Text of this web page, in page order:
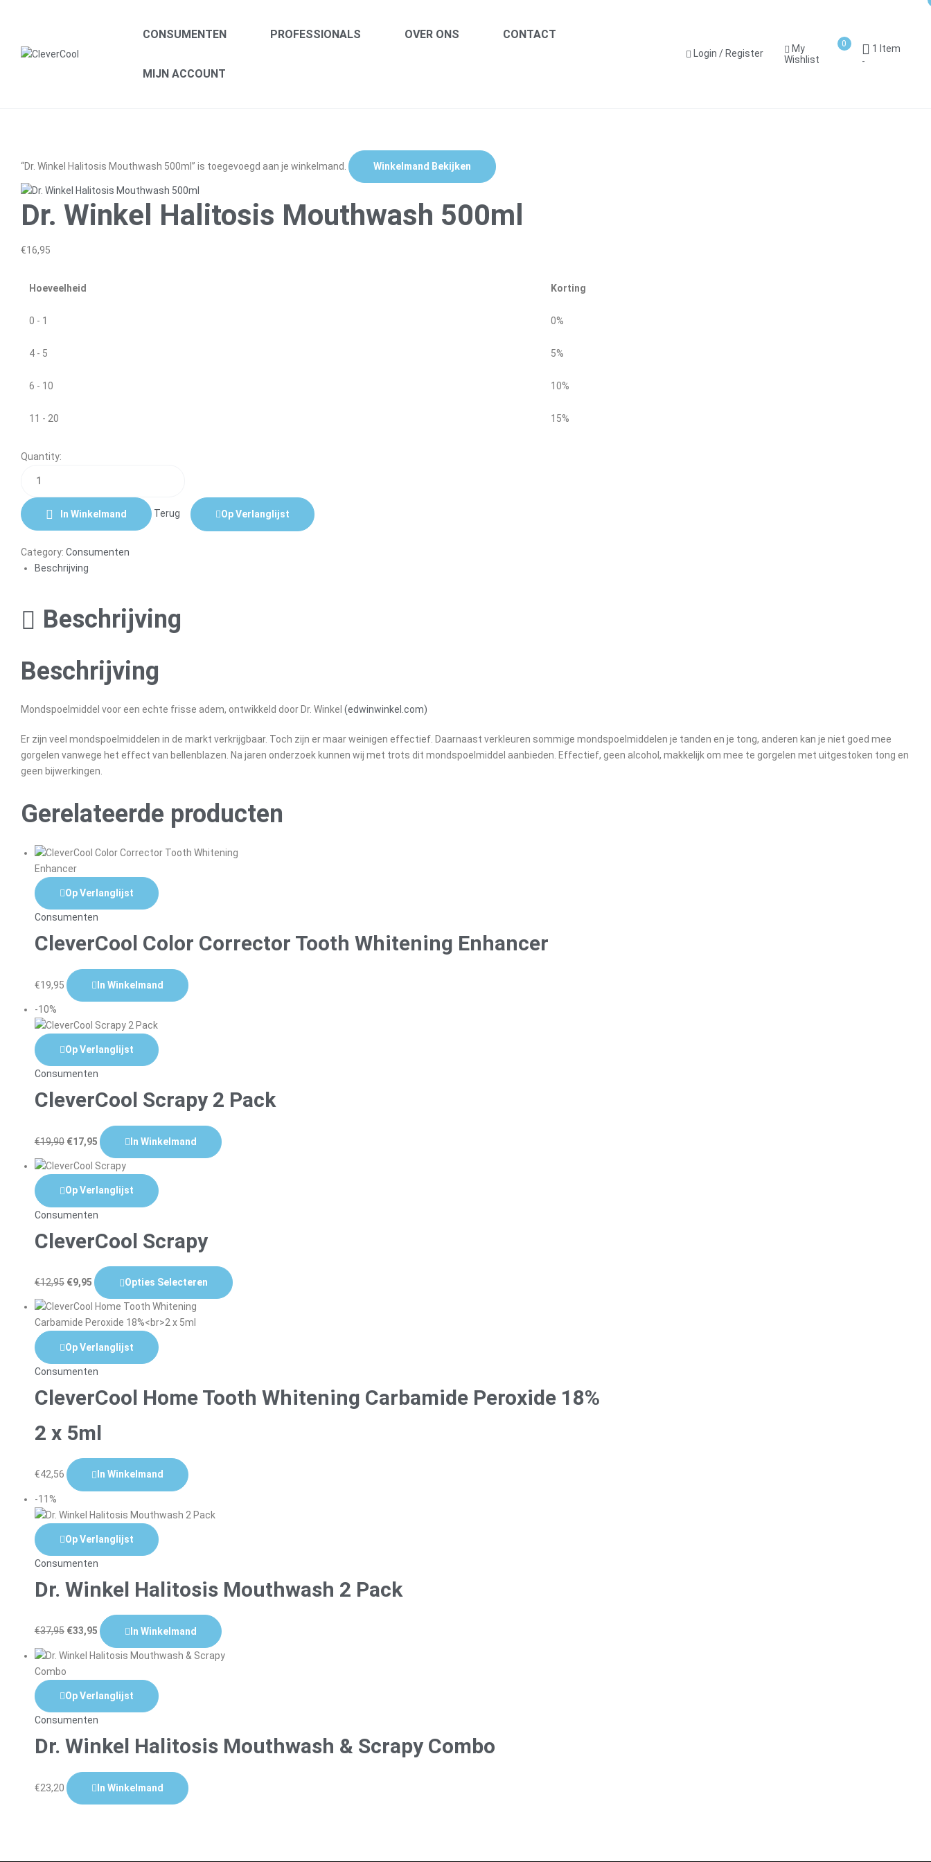
health
CONSUMENTEN PROFESSIONALS OVER ONS CONTACT
MIJN ACCOUNT
Login / Register
0
My
Wishlist
1 Item
-
“Dr. Winkel Halitosis Mouthwash 500ml” is toegevoegd aan je winkelmand. Winkelmand Bekijken
Dr. Winkel Halitosis Mouthwash 500ml
€16,95
Hoeveelheid Korting
0 - 1 0%
4 - 5 5%
6 - 10 10%
11 - 20 15%
Quantity:
In Winkelmand Terug Op Verlanglijst
Category: Consumenten
Beschrijving
Beschrijving
Beschrijving
Mondspoelmiddel voor een echte frisse adem, ontwikkeld door Dr. Winkel (edwinwinkel.com)
Er zijn veel mondspoelmiddelen in de markt verkrijgbaar. Toch zijn er maar weinigen effectief. Daarnaast verkleuren sommige mondspoelmiddelen je tanden en je tong, anderen kan je niet goed mee
gorgelen vanwege het effect van bellenblazen. Na jaren onderzoek kunnen wij met trots dit mondspoelmiddel aanbieden. Effectief, geen alcohol, makkelijk om mee te gorgelen met uitgestoken tong en
geen bijwerkingen.
Gerelateerde producten
Op Verlanglijst
Consumenten
CleverCool Color Corrector Tooth Whitening Enhancer
€19,95 In Winkelmand
-10%
Op Verlanglijst
Consumenten
CleverCool Scrapy 2 Pack
€19,90 €17,95 In Winkelmand
Op Verlanglijst
Consumenten
CleverCool Scrapy
€12,95 €9,95 Opties Selecteren
Op Verlanglijst
Consumenten
CleverCool Home Tooth Whitening Carbamide Peroxide 18%
2 x 5ml
€42,56 In Winkelmand
-11%
Op Verlanglijst
Consumenten
Dr. Winkel Halitosis Mouthwash 2 Pack
€37,95 €33,95 In Winkelmand
Op Verlanglijst
Consumenten
Dr. Winkel Halitosis Mouthwash & Scrapy Combo
€23,20 In Winkelmand